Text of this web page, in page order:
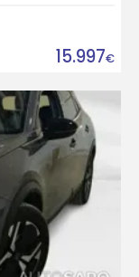
15.997€